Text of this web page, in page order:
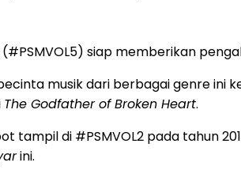
(#PSMVOL5) siap memberikan
musik dari berbagai genre ini
The Godfather of Broken Heart.
tampil di #PSMVOL2 pada tahun
ini.